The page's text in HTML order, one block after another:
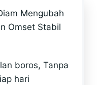
Mengubah
Omset Stabil
boros, Tanpa
hari